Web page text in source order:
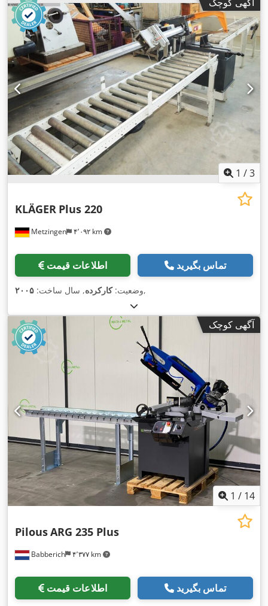
1 /3
Metzingen ۴٬۰۹۲ km
KLÄGER Plus 220
اطلاعات قیمت تماس بگیرید
وضعیت:کارکرده, سال ساخت: ۲۰۰۵ ,
آگهی کوچک
1 / 14
Babberich ۴٬۳۷۷ km
PilousARG 235 Plus
اطلاعات قیمت تماس بگیرید